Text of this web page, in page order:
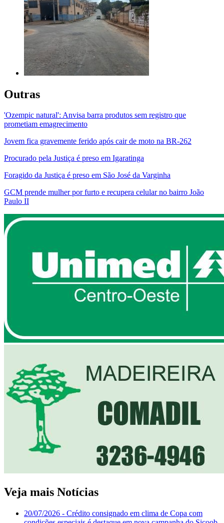
Outras
'Ozempic natural': Anvisa barra produtos sem registro que
prometiam emagrecimento
Jovem fica gravemente ferido após cair de moto na BR-262
Procurado pela Justiça é preso em Igaratinga
Foragido da Justiça é preso em São José da Varginha
GCM prende mulher por furto e recupera celular no bairro João
Paulo II
Veja mais Notícias
20/07/2026 - Crédito consignado em clima de Copa com